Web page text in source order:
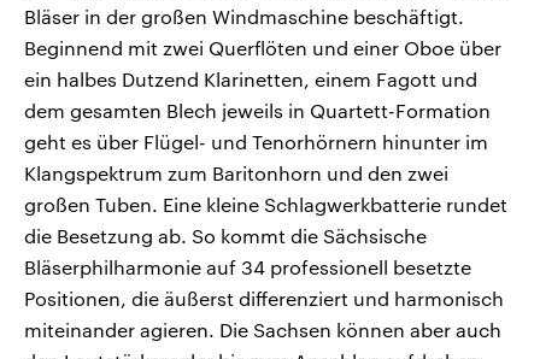
Bläser in der großen Windmaschine beschäftigt.
Beginnend mit zwei Querflöten und einer Oboe über
ein halbes Dutzend Klarinetten, einem Fagott und
dem gesamten Blech jeweils in Quartett-Formation
geht es über Flügel- und Tenorhörnern hinunter im
Klangspektrum zum Baritonhorn und den zwei
großen Tuben. Eine kleine Schlagwerkbatterie rundet
die Besetzung ab. So kommt die Sächsische
Bläserphilharmonie auf 34 professionell besetzte
Positionen, die äußerst differenziert und harmonisch
miteinander agieren. Die Sachsen können aber auch